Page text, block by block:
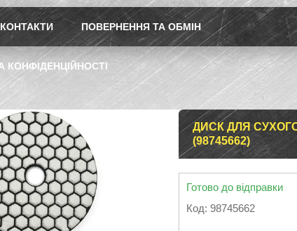
КОНТАКТИ ПОВЕРНЕННЯ ТА ОБМІН
КОНФІДЕНЦІЙНОСТІ
ДИСК ДЛЯ
(98745662)
Готово до відправки
Код: 98745662